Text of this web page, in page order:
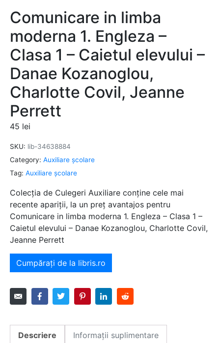
Comunicare in limba
moderna 1. Engleza –
Clasa 1 – Caietul elevului –
Danae Kozanoglou,
Charlotte Covil, Jeanne
Perrett
45 lei
SKU: lib-34638884
Category: Auxiliare şcolare
Tag: Auxiliare şcolare
Colecția de Culegeri Auxiliare conține cele mai
recente apariții, la un preț avantajos pentru
Comunicare in limba moderna 1. Engleza – Clasa 1 –
Caietul elevului – Danae Kozanoglou, Charlotte Covil,
Jeanne Perrett
Cumpărați de la libris.ro
Descriere Informații suplimentare